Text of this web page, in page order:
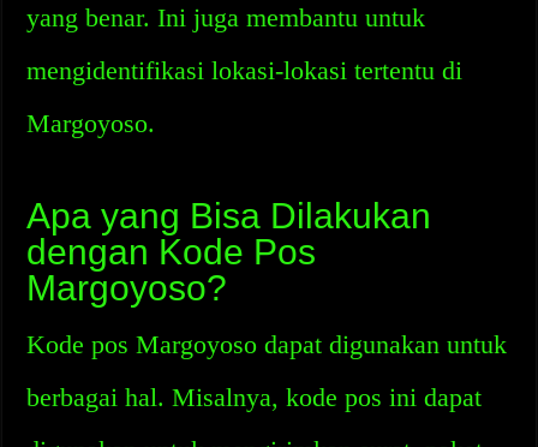
yang benar. Ini juga membantu untuk
mengidentifikasi lokasi-lokasi tertentu di
Margoyoso.
Apa yang Bisa Dilakukan
dengan Kode Pos
Margoyoso?
Kode pos Margoyoso dapat digunakan untuk
berbagai hal. Misalnya, kode pos ini dapat